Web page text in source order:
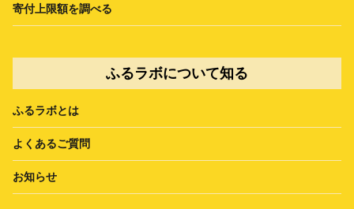
寄付上限額を調べる
ふるラボについて知る
ふるラボとは
よくあるご質問
お知らせ